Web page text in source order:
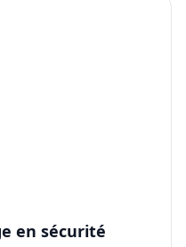
en sécurité